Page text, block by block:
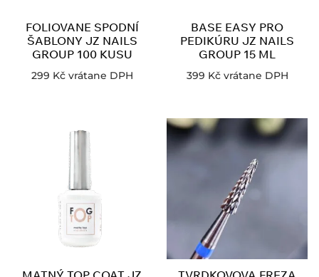
FOLIOVANE SPODNÍ
ŠABLONY JZ NAILS
GROUP 100 KUSU
299 Kč vrátane DPH
BASE EASY PRO
PEDIKÚRU JZ NAILS
GROUP 15 ML
399 Kč vrátane DPH